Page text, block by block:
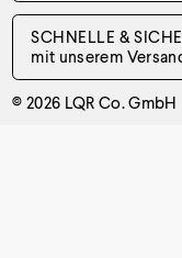
SCHNELLE &
mit unserem
© 2026 LQR Co. GmbH